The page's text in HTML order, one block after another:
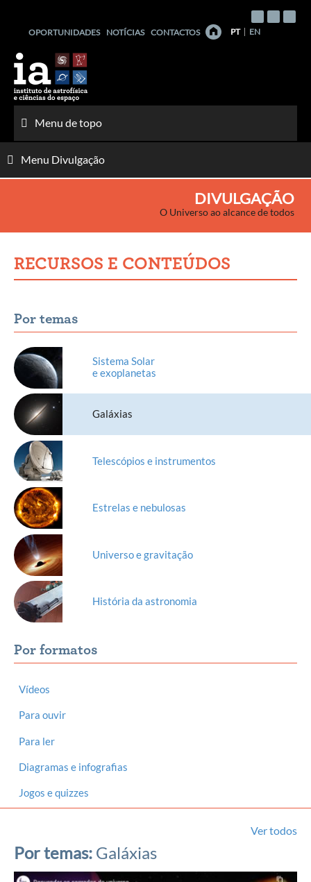
conteúdo
OPORTUNIDADES NOTÍCIAS CONTACTOS PT EN
Menu de topo
Menu Divulgação
DIVULGAÇÃO
O Universo ao alcance de todos
RECURSOS E CONTEÚDOS
Por temas
Sistema Solar
e exoplanetas
Galáxias
Telescópios e instrumentos
Estrelas e nebulosas
Universo e gravitação
História da astronomia
Por formatos
Vídeos
Para ouvir
Para ler
Diagramas e infografias
Jogos e quizzes
Por temas: Galáxias
Ver todos